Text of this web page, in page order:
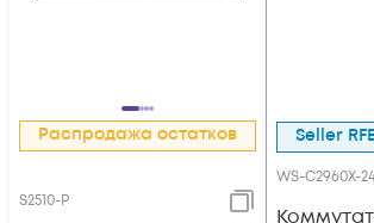
Распродажа остатков
S2510-P
Seller
WS-C2960X-